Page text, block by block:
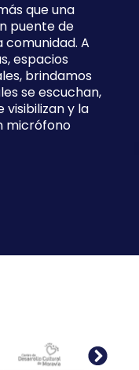
que una
puente de
A
espacios
brindamos
se escuchan,
y la
micrófono